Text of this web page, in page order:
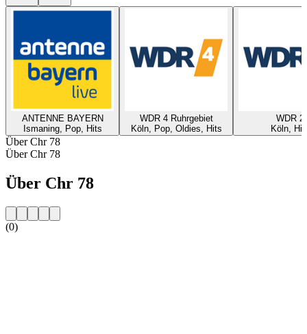
ANTENNE BAYERN
Ismaning, Pop, Hits
WDR 4 Ruhrgebiet
Köln, Pop, Oldies, Hits
WDR 2
Köln,
Über Chr 78
Über Chr 78
Über Chr 78
(0)